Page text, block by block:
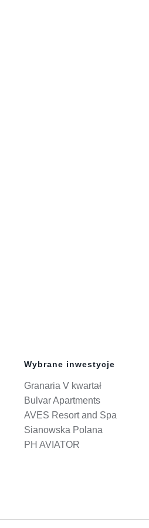
Wybrane inwestycje
Granaria V kwartał
Bulvar Apartments
AVES Resort and Spa
Sianowska Polana
PH AVIATOR